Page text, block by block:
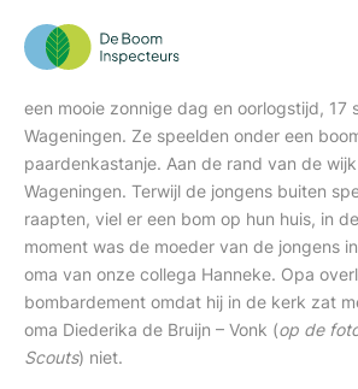
Herinneringsboom
Als kleine jongen (4 jaar) was de vader
een mooie zonnige dag en oorlogstijd, 17
Wageningen. Ze speelden onder een
paardenkastanje. Aan de rand van de
Wageningen. Terwijl de jongens buiten
raapten, viel er een bom op hun huis, in
moment was de moeder van de jongens
oma van onze collega Hanneke. Opa
bombardement omdat hij in de kerk zat
oma Diederika de Bruijn – Vonk (op de
Scouts) niet.